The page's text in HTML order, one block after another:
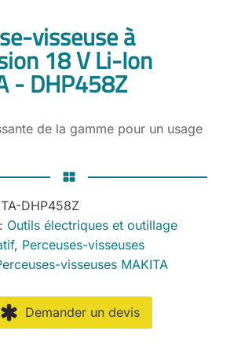
visseuse à
18 V Li-Ion
- DHP458Z
de la gamme pour un usage
DHP458Z
Outils électriques et outillage
, Perceuses-visseuses
visseuses MAKITA
Demander un devis